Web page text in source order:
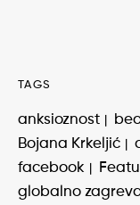
TAGS
anksioznost
Bojana Krkeljić
facebook
globalno